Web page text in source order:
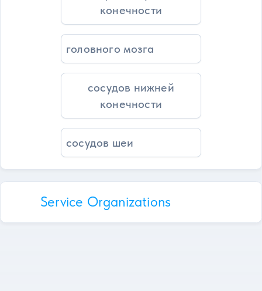
конечности
головного мозга
сосудов нижней
конечности
сосудов шеи
Service Organizations